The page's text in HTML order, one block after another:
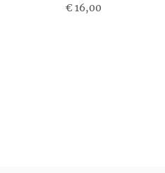
€ 16,00